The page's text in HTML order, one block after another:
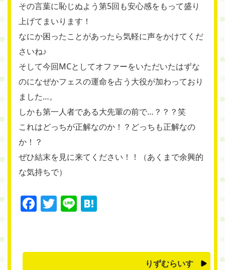
その言葉に恥じぬよう第5回も安心感をもって盛り
上げてまいります！
なにか困ったことがあったら気軽に声をかけてくだ
さいね♪
そして今回MCとしてオファーをいただいたはずな
のになぜかフェスの運命を占う大役が加わっており
ました…。
しかも第一人者である大先輩の前で…？？？笑
これはどっちが正解なのか！？どっちも正解なの
か！？
ぜひ結末を見に来てください！！（あくまで余興的
な気持ちで）
Facebook
Twitter
Line
りずむらいす